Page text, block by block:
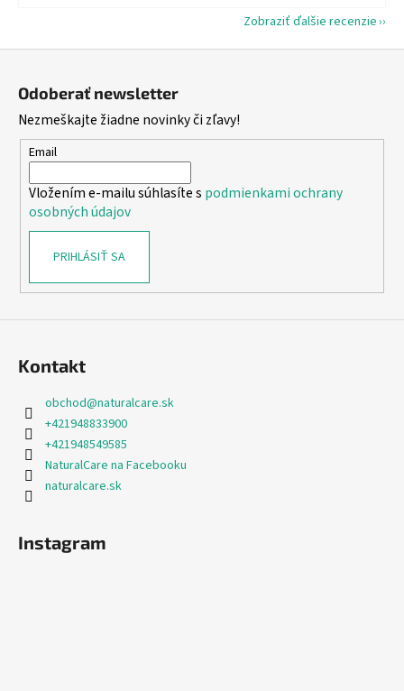
Zobraziť ďalšie recenzie
Odoberať newsletter
Nezmeškajte žiadne novinky či zľavy!
Email
Vložením e-mailu súhlasíte s podmienkami ochrany
osobných údajov
PRIHLÁSIŤ SA
Kontakt
obchod@naturalcare.sk
+421948833900
+421948549585
NaturalCare na Facebooku
naturalcare.sk
Instagram